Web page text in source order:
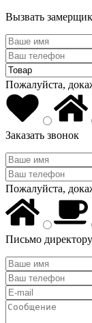
Вызвать
Пожалуйста,
Заказать звонок
Пожалуйста,
Письмо директору